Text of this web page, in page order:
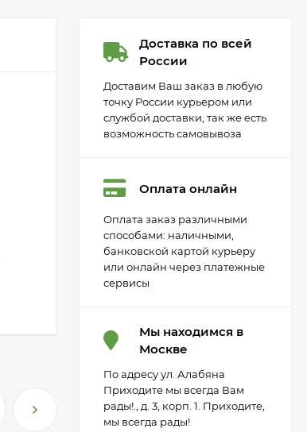
Доставка по всей
России
Доставим Ваш заказ в любую
точку России курьером или
службой доставки, так же есть
возможность самовывоза
Оплата онлайн
Оплата заказ различными
способами: наличными,
банковской картой курьеру
или онлайн через платежные
сервисы
Мы находимся в
Москве
По адресу ул. Алабяна
Приходите мы всегда Вам
рады!., д. 3, корп. 1. Приходите,
мы всегда рады!